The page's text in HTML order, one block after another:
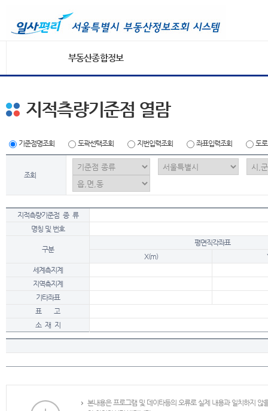
부동산종합정보
지적측량기준점 열람
기준점명조회 도곽선택조회 지번입력조회 좌표입력조회 도
조회
지적측량기준점 종 류
명칭 및 번호
구분
평면직각좌표
X(m)
세계측지계
지역측지계
기타좌표
표 고
소 재 지
본내용은 프로그램 및 데이타등의 오류로 실제 내용과 일치하지